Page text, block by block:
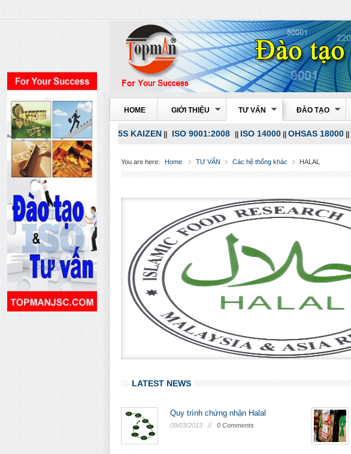
HOME GIỚI THIỆU TƯ VẤN ĐÀO TẠO
5S KAIZEN ISO 9001:2008 ISO 14000 OHSAS 18000
You are here: Home TƯ VẤN Các hệ thống khác HALAL
LATEST NEWS
Quy trình chứng nhận Halal
09/03/2013 // 0 Comments